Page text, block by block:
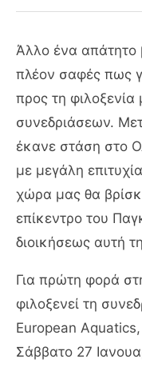
Άλλο ένα απάτητο
πλέον σαφές πως
προς τη
συνεδριάσεων.
έκανε στάση στο
με μεγάλη
χώρα μας θα
επίκεντρο του
διοικήσεως αυτή
Για πρώτη φορά
φιλοξενεί τη
European
Σάββατο 27